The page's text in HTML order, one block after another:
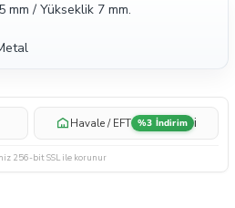
mm / Yükseklik 7 mm.​
Havale / EFT %3 İndirim i
256-bit SSL ile korunur